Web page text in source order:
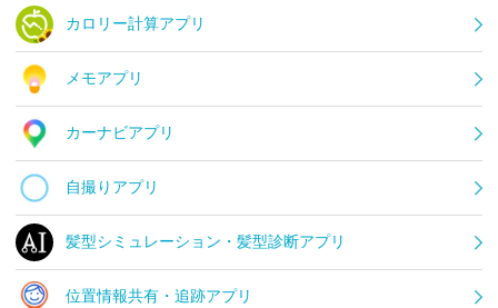
カロリー計算アプリ
メモアプリ
カーナビアプリ
自撮りアプリ
髪型シミュレーション・髪型診断アプリ
位置情報共有・追跡アプリ